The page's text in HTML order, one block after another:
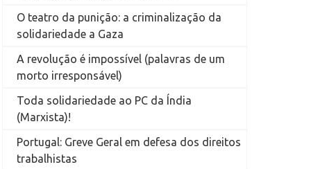
O teatro da punição: a criminalização da
solidariedade a Gaza
A revolução é impossível (palavras de um
morto irresponsável)
Toda solidariedade ao PC da Índia
(Marxista)!
Portugal: Greve Geral em defesa dos direitos
trabalhistas